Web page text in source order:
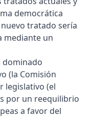
democrática
tratado sería
mediante un
dominado
(la Comisión
legislativo (el
por un reequilibrio
a favor del